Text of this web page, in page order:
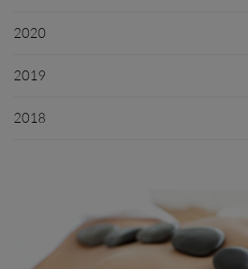
2020
2019
2018